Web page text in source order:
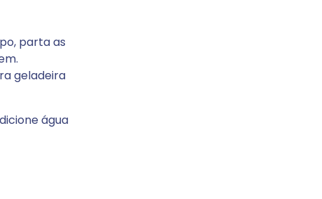
parta as
geladeira
água